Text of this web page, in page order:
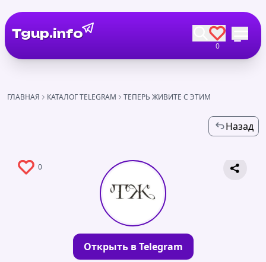
Tgup.info
0
ГЛАВНАЯ КАТАЛОГ TELEGRAM ТЕПЕРЬ ЖИВИТЕ С ЭТИМ
Назад
0
Открыть в Telegram